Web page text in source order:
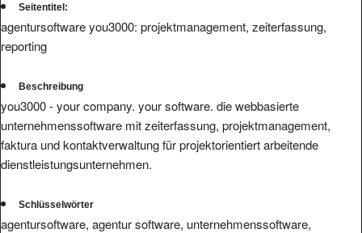
Seitentitel:
agentursoftware you3000: projektmanagement, zeiterfassung,
reporting
Beschreibung
you3000 - your company. your software. die webbasierte
unternehmenssoftware mit zeiterfassung, projektmanagement,
faktura und kontaktverwaltung für projektorientiert arbeitende
dienstleistungsunternehmen.
Schlüsselwörter
agentursoftware, agentur software, unternehmenssoftware,